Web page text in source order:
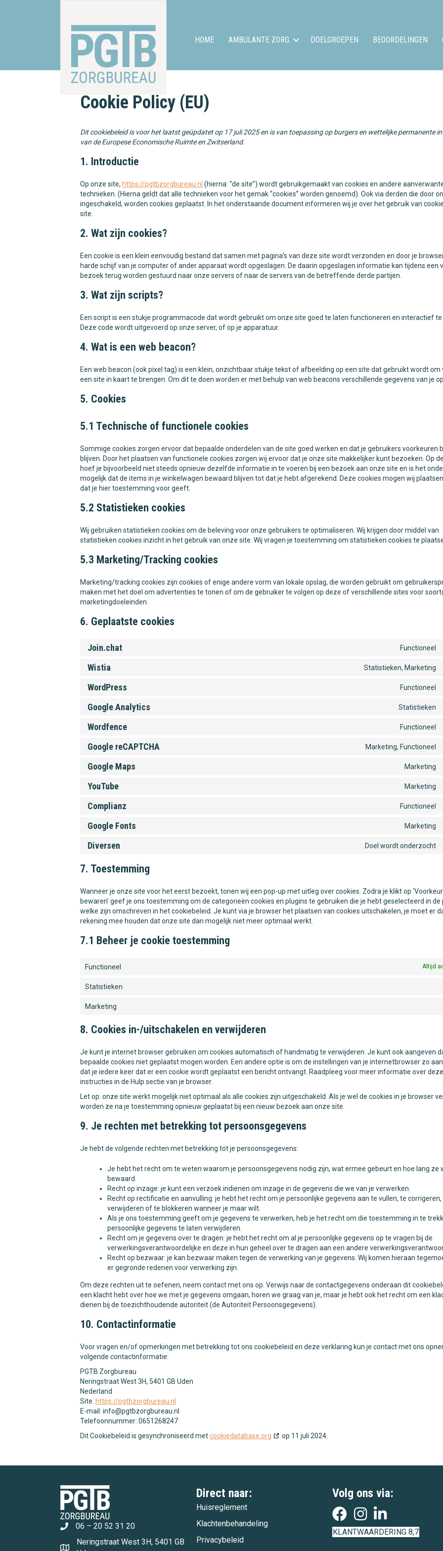
HOME AMBULANTE ZORG DOELGROEPEN BEOORDELINGEN
Cookie Policy (EU)
Dit cookiebeleid is voor het laatst geüpdatet op 17 juli 2025 en is van toepassing op burgers en wettelijke permanente
van de Europese Economische Ruimte en Zwitserland.
1. Introductie
Op onze site, https://pgtbzorgbureau.nl (hierna: “de site”) wordt gebruikgemaakt van cookies en andere
technieken. (Hierna geldt dat alle technieken voor het gemak “cookies” worden genoemd). Ook via derden die door
ingeschakeld, worden cookies geplaatst. In het onderstaande document informeren wij je over het gebruik van
site.
2. Wat zijn cookies?
Een cookie is een klein eenvoudig bestand dat samen met pagina’s van deze site wordt verzonden en door je
harde schijf van je computer of ander apparaat wordt opgeslagen. De daarin opgeslagen informatie kan tijdens een
bezoek terug worden gestuurd naar onze servers of naar de servers van de betreffende derde partijen.
3. Wat zijn scripts?
Een script is een stukje programmacode dat wordt gebruikt om onze site goed te laten functioneren en interactief te
Deze code wordt uitgevoerd op onze server, of op je apparatuur.
4. Wat is een web beacon?
Een web beacon (ook pixel tag) is een klein, onzichtbaar stukje tekst of afbeelding op een site dat gebruikt wordt om
een site in kaart te brengen. Om dit te doen worden er met behulp van web beacons verschillende gegevens van je
5. Cookies
5.1 Technische of functionele cookies
Sommige cookies zorgen ervoor dat bepaalde onderdelen van de site goed werken en dat je gebruikers voorkeuren
blijven. Door het plaatsen van functionele cookies zorgen wij ervoor dat je onze site makkelijker kunt bezoeken. Op
hoef je bijvoorbeeld niet steeds opnieuw dezelfde informatie in te voeren bij een bezoek aan onze site en is het
mogelijk dat de items in je winkelwagen bewaard blijven tot dat je hebt afgerekend. Deze cookies mogen wij
dat je hier toestemming voor geeft.
5.2 Statistieken cookies
Wij gebruiken statistieken cookies om de beleving voor onze gebruikers te optimaliseren. Wij krijgen door middel van
statistieken cookies inzicht in het gebruik van onze site. Wij vragen je toestemming om statistieken cookies te
5.3 Marketing/Tracking cookies
Marketing/tracking cookies zijn cookies of enige andere vorm van lokale opslag, die worden gebruikt om
maken met het doel om advertenties te tonen of om de gebruiker te volgen op deze of verschillende sites voor
marketingdoeleinden.
6. Geplaatste cookies
Join.chat Functioneel
Wistia Statistieken, Marketing
WordPress Functioneel
Google Analytics Statistieken
Wordfence Functioneel
Google reCAPTCHA Marketing, Functioneel
Google Maps Marketing
YouTube Marketing
Complianz Functioneel
Google Fonts Marketing
Diversen Doel wordt onderzocht
7. Toestemming
Wanneer je onze site voor het eerst bezoekt, tonen wij een pop-up met uitleg over cookies. Zodra je klikt op
bewaren’ geef je ons toestemming om de categorieën cookies en plugins te gebruiken die je hebt geselecteerd in de
welke zijn omschreven in het cookiebeleid. Je kunt via je browser het plaatsen van cookies uitschakelen, je moet er
rekening mee houden dat onze site dan mogelijk niet meer optimaal werkt.
7.1 Beheer je cookie toestemming
Functioneel Altijd
Statistieken
Marketing
8. Cookies in-/uitschakelen en verwijderen
Je kunt je internet browser gebruiken om cookies automatisch of handmatig te verwijderen. Je kunt ook aangeven
bepaalde cookies niet geplaatst mogen worden. Een andere optie is om de instellingen van je internetbrowser zo
dat je iedere keer dat er een cookie wordt geplaatst een bericht ontvangt. Raadpleeg voor meer informatie over
instructies in de Hulp sectie van je browser.
Let op: onze site werkt mogelijk niet optimaal als alle cookies zijn uitgeschakeld. Als je wel de cookies in je browser
worden ze na je toestemming opnieuw geplaatst bij een nieuw bezoek aan onze site.
9. Je rechten met betrekking tot persoonsgegevens
Je hebt de volgende rechten met betrekking tot je persoonsgegevens:
Je hebt het recht om te weten waarom je persoonsgegevens nodig zijn, wat ermee gebeurt en hoe lang ze
bewaard.
Recht op inzage: je kunt een verzoek indienen om inzage in de gegevens die we van je verwerken.
Recht op rectificatie en aanvulling: je hebt het recht om je persoonlijke gegevens aan te vullen, te corrigeren,
verwijderen of te blokkeren wanneer je maar wilt.
Als je ons toestemming geeft om je gegevens te verwerken, heb je het recht om die toestemming in te
persoonlijke gegevens te laten verwijderen.
Recht om je gegevens over te dragen: je hebt het recht om al je persoonlijke gegevens op te vragen bij de
verwerkingsverantwoordelijke en deze in hun geheel over te dragen aan een andere
Recht op bezwaar: je kan bezwaar maken tegen de verwerking van je gegevens. Wij komen hieraan
er gegronde redenen voor verwerking zijn.
Om deze rechten uit te oefenen, neem contact met ons op. Verwijs naar de contactgegevens onderaan dit
een klacht hebt over hoe we met je gegevens omgaan, horen we graag van je, maar je hebt ook het recht om een
dienen bij de toezichthoudende autoriteit (de Autoriteit Persoonsgegevens).
10. Contactinformatie
Voor vragen en/of opmerkingen met betrekking tot ons cookiebeleid en deze verklaring kun je contact met ons
volgende contactinformatie:
PGTB Zorgbureau
Neringstraat West 3H, 5401 GB Uden
Nederland
Site: https://pgtbzorgbureau.nl
E-mail: info@pgtbzorgbureau.nl
Telefoonnummer: 0651268247
Dit Cookiebeleid is gesynchroniseerd metcookiedatabase.org op 11 juli 2024.
06 – 20 52 31 20
Neringstraat West 3H, 5401 GB
Direct naar:
Huisreglement
Klachtenbehandeling
Privacybeleid
Volg ons via:
KLANTWAARDERING 8,7